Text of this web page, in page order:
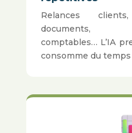
Relances
documents,
comptables… L’IA
consomme du